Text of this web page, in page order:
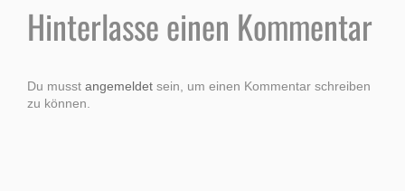
Hinterlasse einen Kommentar
Du musst angemeldet sein, um einen Kommentar schreiben
zu können.